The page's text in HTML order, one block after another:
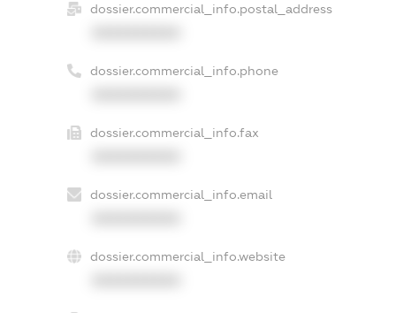
dossier.commercial_info.postal_address
dossier.commercial_info.phone
dossier.commercial_info.fax
dossier.commercial_info.email
dossier.commercial_info.website